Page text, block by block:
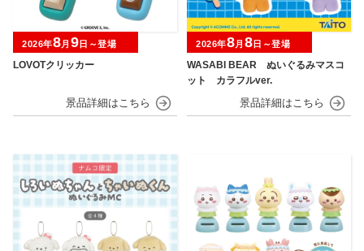
LOVOTクリッカー
2026年8月 9日～登場
WASABI BEAR ぬいぐるみマスコ
ット カラフルver.
2026年8月 8日～登場